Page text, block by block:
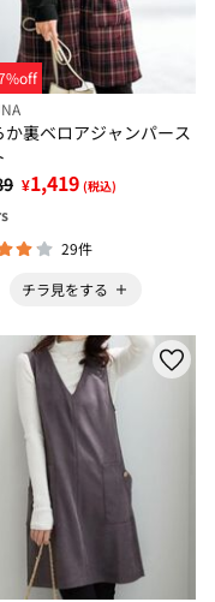
か裏ベロアジャンパース
¥1,419 (税込)
29件
チラ見をする